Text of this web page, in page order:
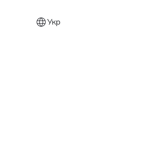
Укр